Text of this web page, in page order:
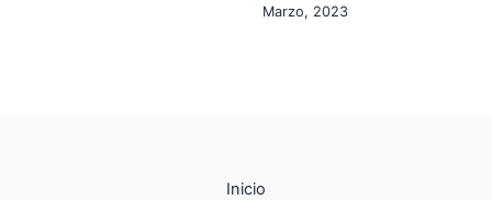
Marzo, 2023
Inicio